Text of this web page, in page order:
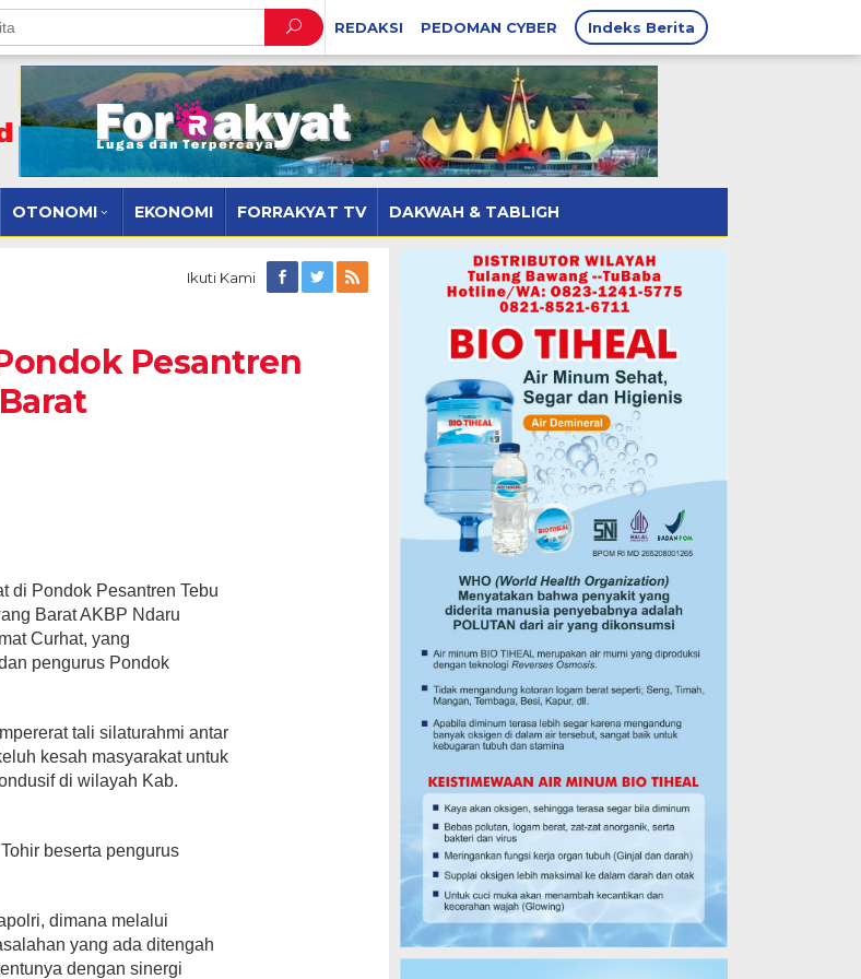
REDAKSI PEDOMAN CYBER Indeks Berita
OTONOMI EKONOMI FORRAKYAT TV DAKWAH & TABLIGH
Ikuti Kami
Pesantren
di Pondok Pesantren Tebu
Barat AKBP Ndaru
Curhat, yang
pengurus Pondok
tali silaturahmi antar
kesah masyarakat untuk
di wilayah Kab.
beserta pengurus
dimana melalui
yang ada ditengah
dengan sinergi